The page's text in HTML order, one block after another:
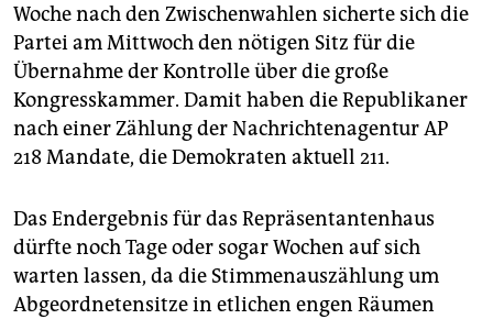
unterstützen
abo
genossenschaft
epaper login
Woche nach den Zwischenwahlen sicherte sich die
Partei am Mittwoch den nötigen Sitz für die
Übernahme der Kontrolle über die große
Kongresskammer. Damit haben die Republikaner
nach einer Zählung der Nachrichtenagentur AP
218 Mandate, die Demokraten aktuell 211.
Das Endergebnis für das Repräsentantenhaus
dürfte noch Tage oder sogar Wochen auf sich
warten lassen, da die Stimmenauszählung um
Abgeordnetensitze in etlichen engen Räumen